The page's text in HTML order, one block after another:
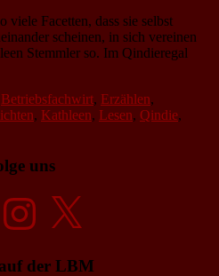
viele Facetten, dass sie selbst
scheinen, in sich vereinen
Stemmler so. Im Qindieregal
Betriebsfachwirt, Erzählen,
, Kathleen, Lesen, Qindie,
uns
InstagramX
der LBM